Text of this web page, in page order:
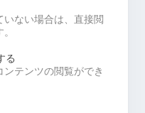
ない場合は、直接閲
る
ンテンツの閲覧ができ